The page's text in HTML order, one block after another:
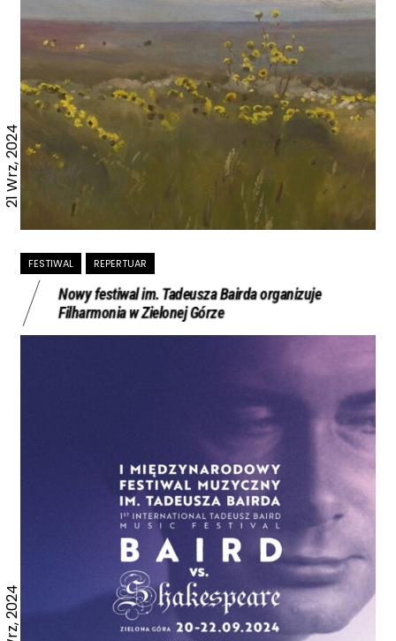
21 Wrz, 2024
FESTIWAL REPERTUAR
Nowy festiwal im. Tadeusza Bairda organizuje
Filharmonia w Zielonej Górze